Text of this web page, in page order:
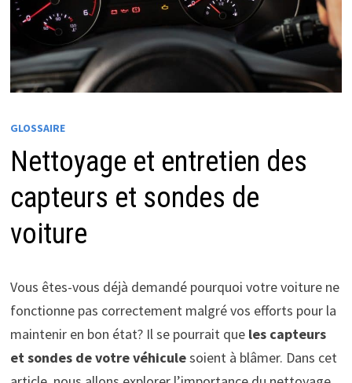
GLOSSAIRE
Nettoyage et entretien des
capteurs et sondes de
voiture
Vous êtes-vous déjà demandé pourquoi votre voiture ne
fonctionne pas correctement malgré vos efforts pour la
maintenir en bon état? Il se pourrait queles capteurs
et sondes de votre véhiculesoient à blâmer. Dans cet